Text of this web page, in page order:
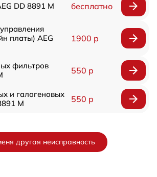
DD 8891 M бесплатно
платы) AEG
1900 р
фильтров
550 р
и галогеновых
M
550 р
другая неисправность